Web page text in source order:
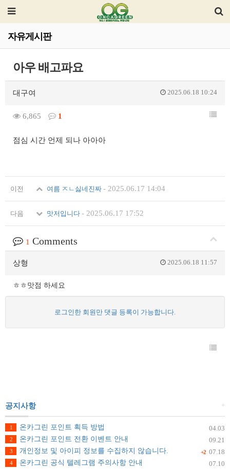
자유게시판
아우 배고파요
대구여 2025.06.18 10:24
6,865 1
점심 시간 언제 되나 아아아
이전 여름 ㅈㄴ싫네진짜 - 2025.06.17 14:04
다음 맛저입니다 - 2025.06.17 17:52
1 Comments
상형 2025.06.18 11:57
ㅎㅎ맛점 하세요
로그인한 회원만 댓글 등록이 가능합니다.
+
공지사항
04.03
1
온카그린 포인트 획득 방법
09.21
2 온카그린 포인트 전환 이벤트 안내
+2 07.18
3
개인정보 및 아이피 정보를 수집하지 않습니다.
07.10
4 온카그린 공식 텔레그램 주의사항 안내